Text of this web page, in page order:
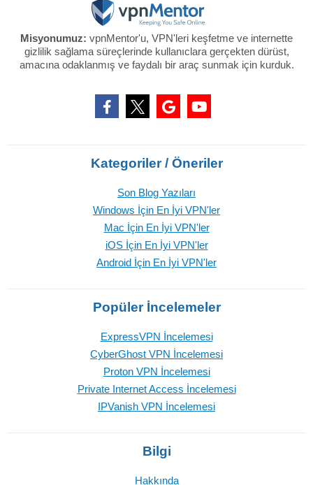
Misyonumuz: vpnMentor'u, VPN'leri keşfetme ve internette
gizlilik sağlama süreçlerinde kullanıclara gerçekten dürüst,
amacına odaklanmış ve faydalı bir araç sunmak için kurduk.
Kategoriler / Öneriler
Son Blog Yazıları
Windows İçin En İyi VPN'ler
Mac İçin En İyi VPN'ler
iOS İçin En İyi VPN'ler
Android İçin En İyi VPN'ler
Popüler İncelemeler
ExpressVPN İncelemesi
CyberGhost VPN İncelemesi
Proton VPN İncelemesi
Private Internet Access İncelemesi
IPVanish VPN İncelemesi
Bilgi
Hakkında